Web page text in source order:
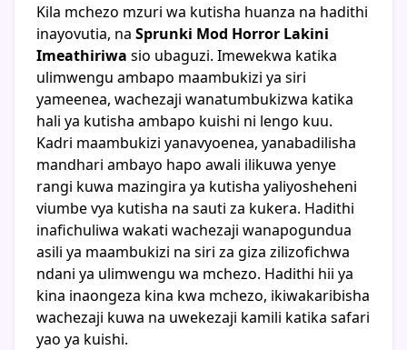
Kila mchezo mzuri wa kutisha huanza na hadithi
inayovutia, na Sprunki Mod Horror Lakini
Imeathiriwa sio ubaguzi. Imewekwa katika
ulimwengu ambapo maambukizi ya siri
yameenea, wachezaji wanatumbukizwa katika
hali ya kutisha ambapo kuishi ni lengo kuu.
Kadri maambukizi yanavyoenea, yanabadilisha
mandhari ambayo hapo awali ilikuwa yenye
rangi kuwa mazingira ya kutisha yaliyosheheni
viumbe vya kutisha na sauti za kukera. Hadithi
inafichuliwa wakati wachezaji wanapogundua
asili ya maambukizi na siri za giza zilizofichwa
ndani ya ulimwengu wa mchezo. Hadithi hii ya
kina inaongeza kina kwa mchezo, ikiwakaribisha
wachezaji kuwa na uwekezaji kamili katika safari
yao ya kuishi.